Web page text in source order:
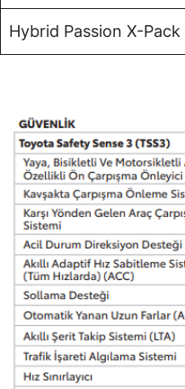
Hybrid Passion X-Pack